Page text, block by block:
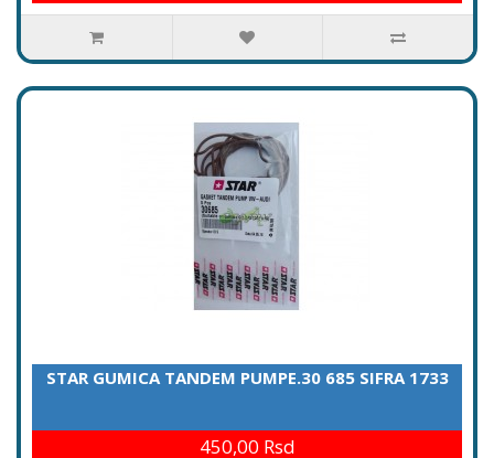
STAR GUMICA TANDEM PUMPE.30 685 SIFRA 1733
450,00 Rsd